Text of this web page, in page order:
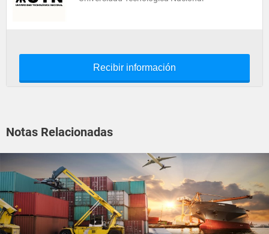
Recibir información
Notas Relacionadas